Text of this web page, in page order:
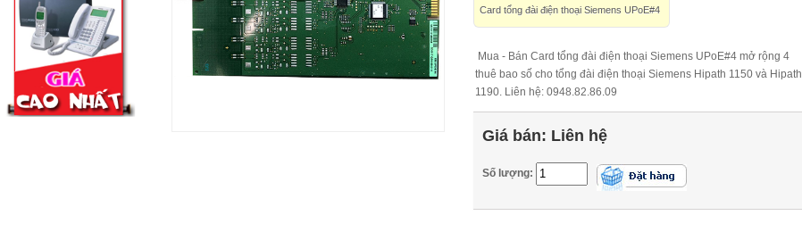
Card tổng đài điện thoại Siemens UPoE#4
Mua - Bán Card tổng đài điện thoại Siemens UPoE#4 mở rộng 4
thuê bao số cho tổng đài điện thoại Siemens Hipath 1150 và Hipath
1190. Liên hệ: 0948.82.86.09
Giá bán: Liên hệ
Số lượng: